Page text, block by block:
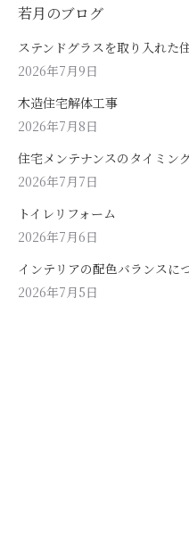
若月のブログ
ステンドグラスを取り入れた
2026年7月9日
木造住宅解体工事
2026年7月8日
住宅メンテナンスのタイミン
2026年7月7日
トイレリフォーム
2026年7月6日
インテリアの配色バランスに
2026年7月5日